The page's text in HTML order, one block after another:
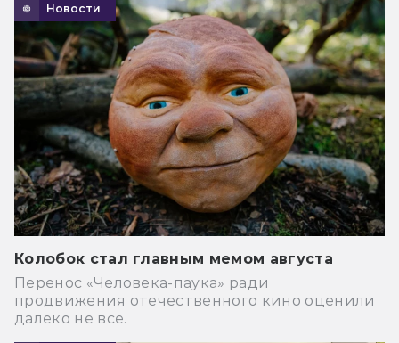
Новости
Колобок стал главным мемом августа
Перенос «Человека-паука» ради
продвижения отечественного кино оценили
далеко не все.